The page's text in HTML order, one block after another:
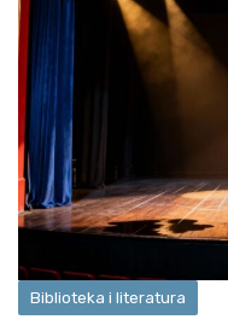
Biblioteka i literatura